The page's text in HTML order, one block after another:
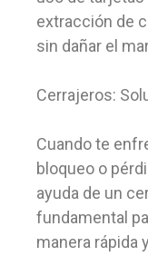
extracción de
sin dañar el
Cerrajeros:
Cuando te
bloqueo o
ayuda de un
fundamental
manera rápida